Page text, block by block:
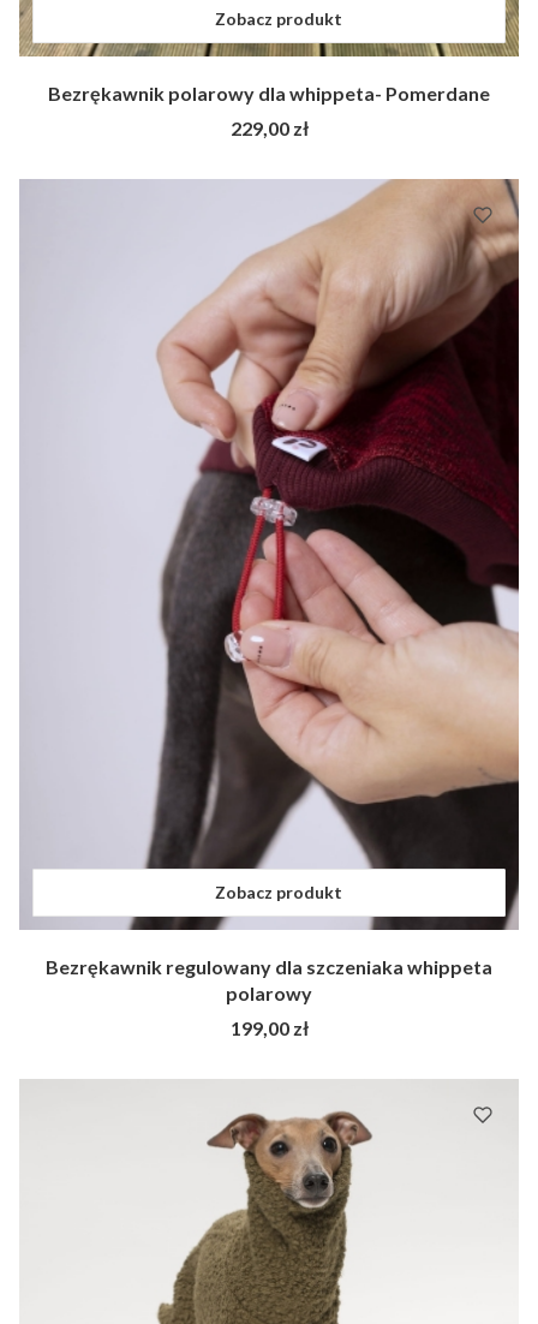
Zobacz produkt
Bezrękawnik polarowy dla whippeta- Pomerdane
Cena
229,00 zł
Zobacz produkt
Bezrękawnik regulowany dla szczeniaka whippeta
polarowy
Cena
199,00 zł